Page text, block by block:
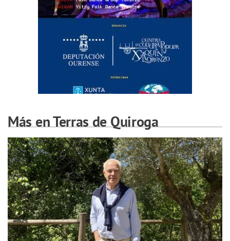
Más en Terras de Quiroga